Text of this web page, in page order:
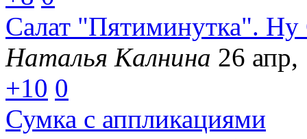
Салат "Пятиминутка".
Наталья Калнина 26 апр,
+10 0
Сумка с аппликациями